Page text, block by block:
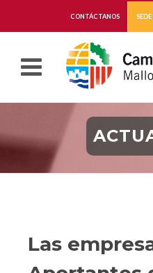
CONTÁCTANOS
Las